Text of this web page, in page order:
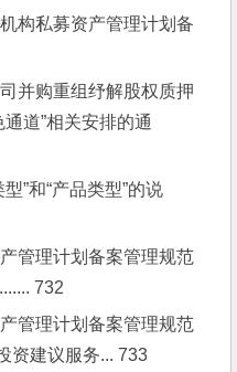
构私募资产管理计划备
并购重组纾解股权质押
道”相关安排的通
”和“产品类型”的说
管理计划备案管理规范
732
管理计划备案管理规范
资建议服务... 733